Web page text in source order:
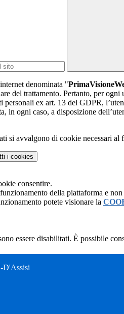
denominata "
del trattamento. Pertanto, per
ex art. 13 del GDPR,
in ogni caso, a disposizione
si avvalgono di cookie necessari
i cookies
consentire.
della piattaforma e
potete visionare la
essere disabilitati. È possibile
D'Assisi